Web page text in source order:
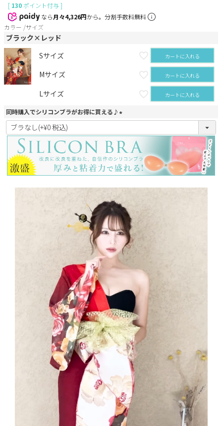
[ 130ポイント付与 ]
なら月々4,326円から。分割手数料無料
カラー サイズ
ブラック×レッド
Sサイズ
カートに入れる
Mサイズ カートに入れる
Lサイズ カートに入れる
同時購入でシリコンブラがお得に買える♪
(
須
)